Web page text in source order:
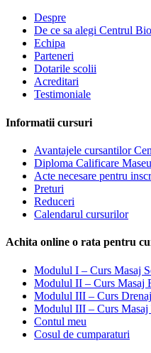
Despre
De ce sa alegi Centrul
Echipa
Parteneri
Dotarile scolii
Acreditari
Testimoniale
Informatii cursuri
Avantajele cursantilor
Diploma Calificare
Acte necesare pentru
Preturi
Reduceri
Calendarul cursurilor
Achita online o rata pentru
Modulul I – Curs Masaj
Modulul II – Curs Masaj
Modulul III – Curs
Modulul III – Curs Masaj
Contul meu
Cosul de cumparaturi